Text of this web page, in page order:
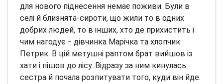
для нового піднесення немає поживи. Були в
селі й близнята-сироти, що жили то в одних
добрих людей, то в інших, хто де прихистить і
чим нагодує − дівчинка Марічка та хлопчик
Петрик. В цій метушні раптом брат вийшов із
хати і пішов до лісу. Відразу за ним кинулась
сестра й почала розпитувати того, куди він йде.